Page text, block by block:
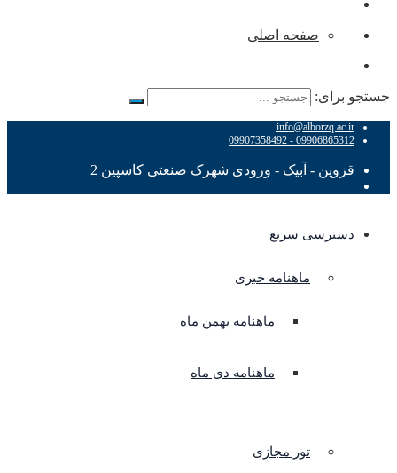
صفحه اصلی
جستجو برای:
info@alborzq.ac.ir
09906865312 - 09907358492
قزوین - آبیک - ورودی شهرک صنعتی کاسپین 2
دسترسی سریع
ماهنامه خبری
ماهنامه بهمن ماه
ماهنامه دی ماه
تور مجازی